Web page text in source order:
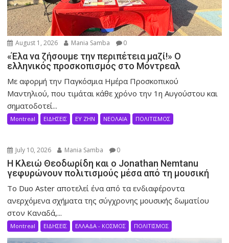
August 1, 2026 Mania Samba 0
«Έλα να ζήσουμε την περιπέτεια μαζί!» Ο
ελληνικός προσκοπισμός στο Μόντρεαλ
Με αφορμή την Παγκόσμια Ημέρα Προσκοπικού
Μαντηλιού, που τιμάται κάθε χρόνο την 1η Αυγούστου και
σηματοδοτεί...
Montreal ΕΙΔΗΣΕΙΣ ΕΥ ΖΗΝ ΝΕΟΛΑΙΑ ΠΟΛΙΤΙΣΜΟΣ
July 10, 2026 Mania Samba 0
Η Κλειώ Θεοδωρίδη και ο Jonathan Nemtanu
γεφυρώνουν πολιτισμούς μέσα από τη μουσική
Το Duo Aster αποτελεί ένα από τα ενδιαφέροντα
ανερχόμενα σχήματα της σύγχρονης μουσικής δωματίου
στον Καναδά,...
Montreal ΕΙΔΗΣΕΙΣ ΕΛΛΑΔΑ - ΚΟΣΜΟΣ ΠΟΛΙΤΙΣΜΟΣ